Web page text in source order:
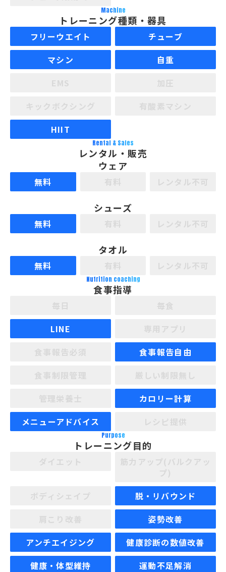
Machine
トレーニング種類・器具
フリーウエイト
チューブ
マシン
自重
HIIT
Rental & Sales
レンタル・販売
ウェア
無料
シューズ
無料
タオル
無料
Nutrition coaching
食事指導
LINE
食事報告自由
カロリー計算
メニューアドバイス
Purpose
トレーニング目的
脱・リバウンド
姿勢改善
アンチエイジング
健康診断の数値改善
健康・体型維持
運動不足解消